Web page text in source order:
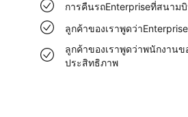
การคืนรถEnterpriseที่สนาม
ลูกค้าของเราพูดว่า
ลูกค้าของเราพูดว่าพนักงาน
ประสิทธิภาพ